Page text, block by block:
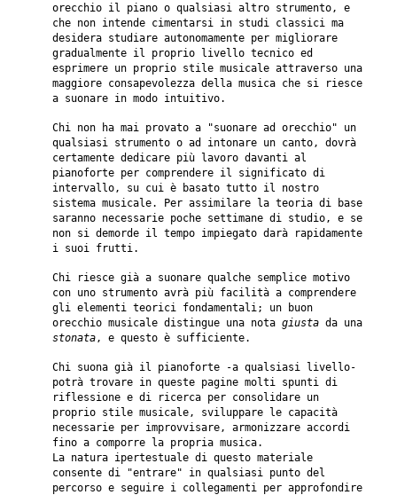
orecchio il piano o qualsiasi altro strumento, e
che non intende cimentarsi in studi classici ma
desidera studiare autonomamente per migliorare
gradualmente il proprio livello tecnico ed
esprimere un proprio stile musicale attraverso una
maggiore consapevolezza della musica che si riesce
a suonare in modo intuitivo.
Chi non ha mai provato a "suonare ad orecchio" un
qualsiasi strumento o ad intonare un canto, dovrà
certamente dedicare più lavoro davanti al
pianoforte per comprendere il significato di
intervallo, su cui è basato tutto il nostro
sistema musicale. Per assimilare la teoria di base
saranno necessarie poche settimane di studio, e se
non si demorde il tempo impiegato darà rapidamente
i suoi frutti.
Chi riesce già a suonare qualche semplice motivo
con uno strumento avrà più facilità a comprendere
gli elementi teorici fondamentali; un buon
orecchio musicale distingue una nota giusta da una
stonata, e questo è sufficiente.
Chi suona già il pianoforte -a qualsiasi livello-
potrà trovare in queste pagine molti spunti di
riflessione e di ricerca per consolidare un
proprio stile musicale, sviluppare le capacità
necessarie per improvvisare, armonizzare accordi
fino a comporre la propria musica.
La natura ipertestuale di questo materiale
consente di "entrare" in qualsiasi punto del
percorso e seguire i collegamenti per approfondire